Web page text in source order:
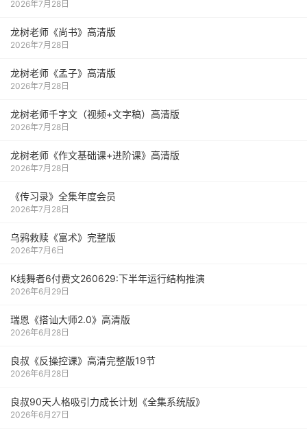
2026年7月28日
龙树老师《尚书》高清版
2026年7月28日
龙树老师《孟子》高清版
2026年7月28日
龙树老师千字文（视频+文字稿）高清版
2026年7月28日
龙树老师《作文基础课+进阶课》高清版
2026年7月28日
《传习录》全集年度会员
2026年7月28日
乌鸦救赎《富术》完整版
2026年7月6日
K线舞者6付费文260629:下半年运行结构推演
2026年6月29日
瑞恩《搭讪大师2.0》高清版
2026年6月28日
良叔《反操控课》高清完整版19节
2026年6月28日
良叔90天人格吸引力成长计划《全集系统版》
2026年6月27日